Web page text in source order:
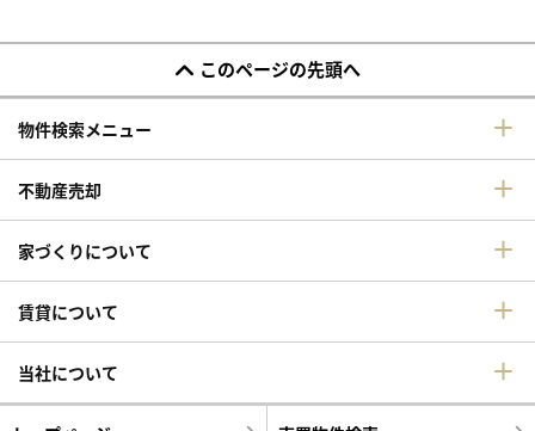
このページの先頭へ
物件検索メニュー
不動産売却
家づくりについて
賃貸について
当社について